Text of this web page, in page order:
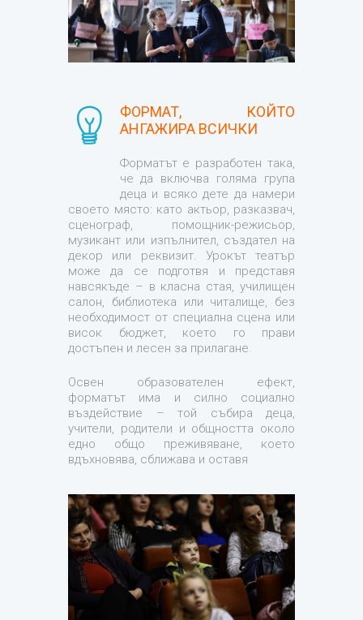
ФОРМАТ, КОЙТО
АНГАЖИРА ВСИЧКИ
Форматът е разработен така,
че да включва голяма група
деца и всяко дете да намери
своето място: като актьор, разказвач,
сценограф, помощник-режисьор,
музикант или изпълнител, създател на
декор или реквизит. Урокът театър
може да се подготвя и представя
навсякъде – в класна стая, училищен
салон, библиотека или читалище, без
необходимост от специална сцена или
висок бюджет, което го прави
достъпен и лесен за прилагане.
Освен образователен ефект,
форматът има и силно социално
въздействие – той събира деца,
учители, родители и общността около
едно общо преживяване, което
вдъхновява, сближава и оставя